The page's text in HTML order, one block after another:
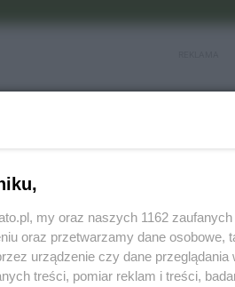
do awantury. Chuligani GieKSy
krzesełek na własnym
mozolną,
władz klubu jest to
my oraz naszych 1162
oraz przetwarzamy dane osobowe,
urządzenie czy dane
treści, pomiar reklam i treści,